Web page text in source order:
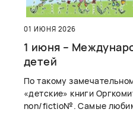
01 ИЮНЯ 2026
1 июня –
детей
По такому
«детские» книги
non/fictio№. Самые